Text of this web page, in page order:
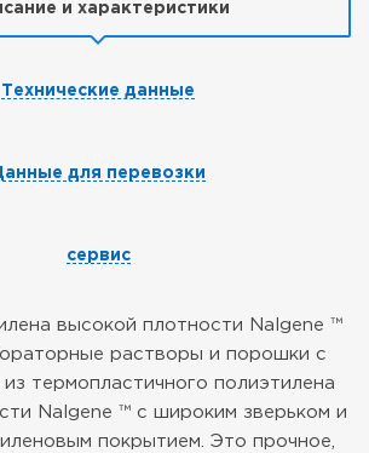
и характеристики
Технические данные
для перевозки
сервис
высокой плотности Nalgene ™
растворы и порошки с
термопластичного полиэтилена
Nalgene ™ с широким зверьком и
покрытием. Это прочное,